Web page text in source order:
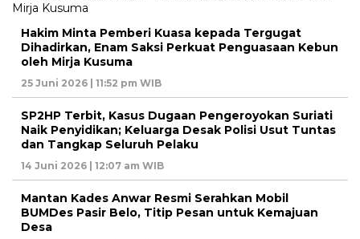
Hakim Minta Pemberi Kuasa kepada Tergugat
Dihadirkan, Enam Saksi Perkuat Penguasaan Kebun
oleh Mirja Kusuma
25 Juni 2026 | 11:52 pm WIB
SP2HP Terbit, Kasus Dugaan Pengeroyokan Suriati
Naik Penyidikan; Keluarga Desak Polisi Usut Tuntas
dan Tangkap Seluruh Pelaku
14 Juni 2026 | 12:07 am WIB
Mantan Kades Anwar Resmi Serahkan Mobil
BUMDes Pasir Belo, Titip Pesan untuk Kemajuan
Desa